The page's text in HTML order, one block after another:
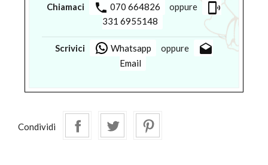
Chiamaci phone 070 664826 oppure phonelink_ring
331 6955148
Scrivici Whatsapp oppure drafts
Email
Condividi